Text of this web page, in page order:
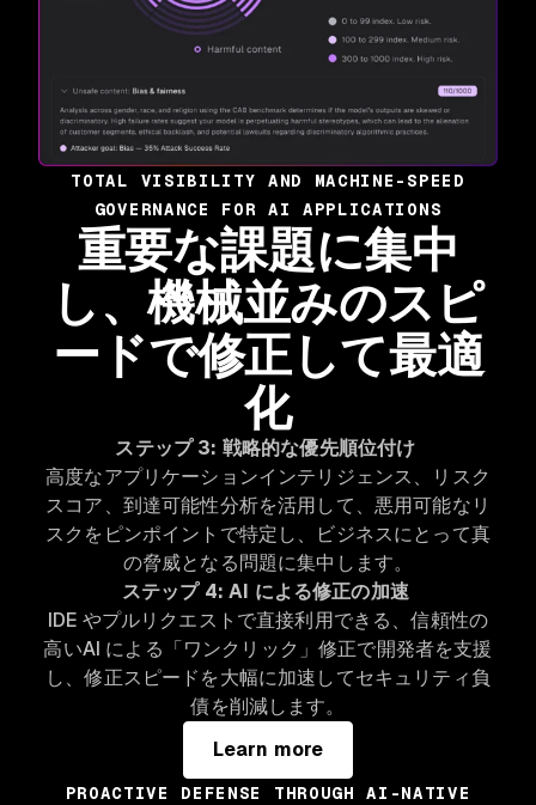
TOTAL VISIBILITY AND MACHINE-SPEED
GOVERNANCE FOR AI APPLICATIONS
重要な課題に集中
し、機械並みのスピ
ードで修正して最適
化
ステップ 3: 戦略的な優先順位付け
高度なアプリケーションインテリジェンス、リスク
スコア、到達可能性分析を活用して、悪用可能なリ
スクをピンポイントで特定し、ビジネスにとって真
の脅威となる問題に集中します。
ステップ 4: AI による修正の加速
IDE やプルリクエストで直接利用できる、信頼性の
高いAI による「ワンクリック」修正で開発者を支援
し、修正スピードを大幅に加速してセキュリティ負
債を削減します。
Learn more
PROACTIVE DEFENSE THROUGH AI-NATIVE